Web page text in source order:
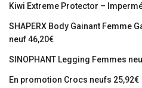
Kiwi Extreme Protector –
SHAPERX Body Gainant Femme
neuf 46,20€
SINOPHANT Legging Femmes
En promotion Crocs neufs 25,92€